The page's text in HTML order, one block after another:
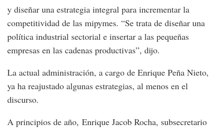
y diseñar una estrategia integral para incrementar la
competitividad de las mipymes. “Se trata de diseñar una
política industrial sectorial e insertar a las pequeñas
empresas en las cadenas productivas”, dijo.
La actual administración, a cargo de Enrique Peña Nieto,
ya ha reajustado algunas estrategias, al menos en el
discurso.
A principios de año, Enrique Jacob Rocha, subsecretario